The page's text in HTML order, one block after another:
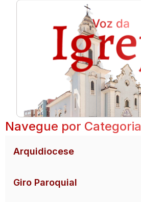
Navegue por Categoria
Arquidiocese
Giro Paroquial